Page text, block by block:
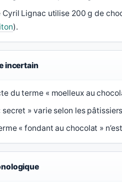
Cyril Lignac utilise 200 g de
).
incertain
du terme « moelleux au
secret » varie selon les
« fondant au chocolat »